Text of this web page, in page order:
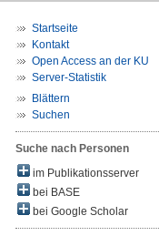
Startseite
Kontakt
Open Access an der KU
Server-Statistik
Blättern
Suchen
Suche nach Personen
im Publikationsserver
bei BASE
bei Google Scholar